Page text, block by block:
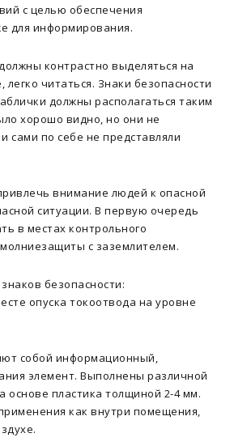
с целью обеспечения
для информирования.
контрастно выделяться на
читаться. Знаки безопасности
должны располагаться таким
хорошо видно, но они не
сами по себе не представляли
внимание людей к опасной
ситуации. В первую очередь
в местах контрольного
с заземлителем.
безопасности:
опуска токоотвода на уровне
собой информационный,
элемент. Выполнены различной
основе пластика толщиной 2-4 мм.
как внутри помещения,